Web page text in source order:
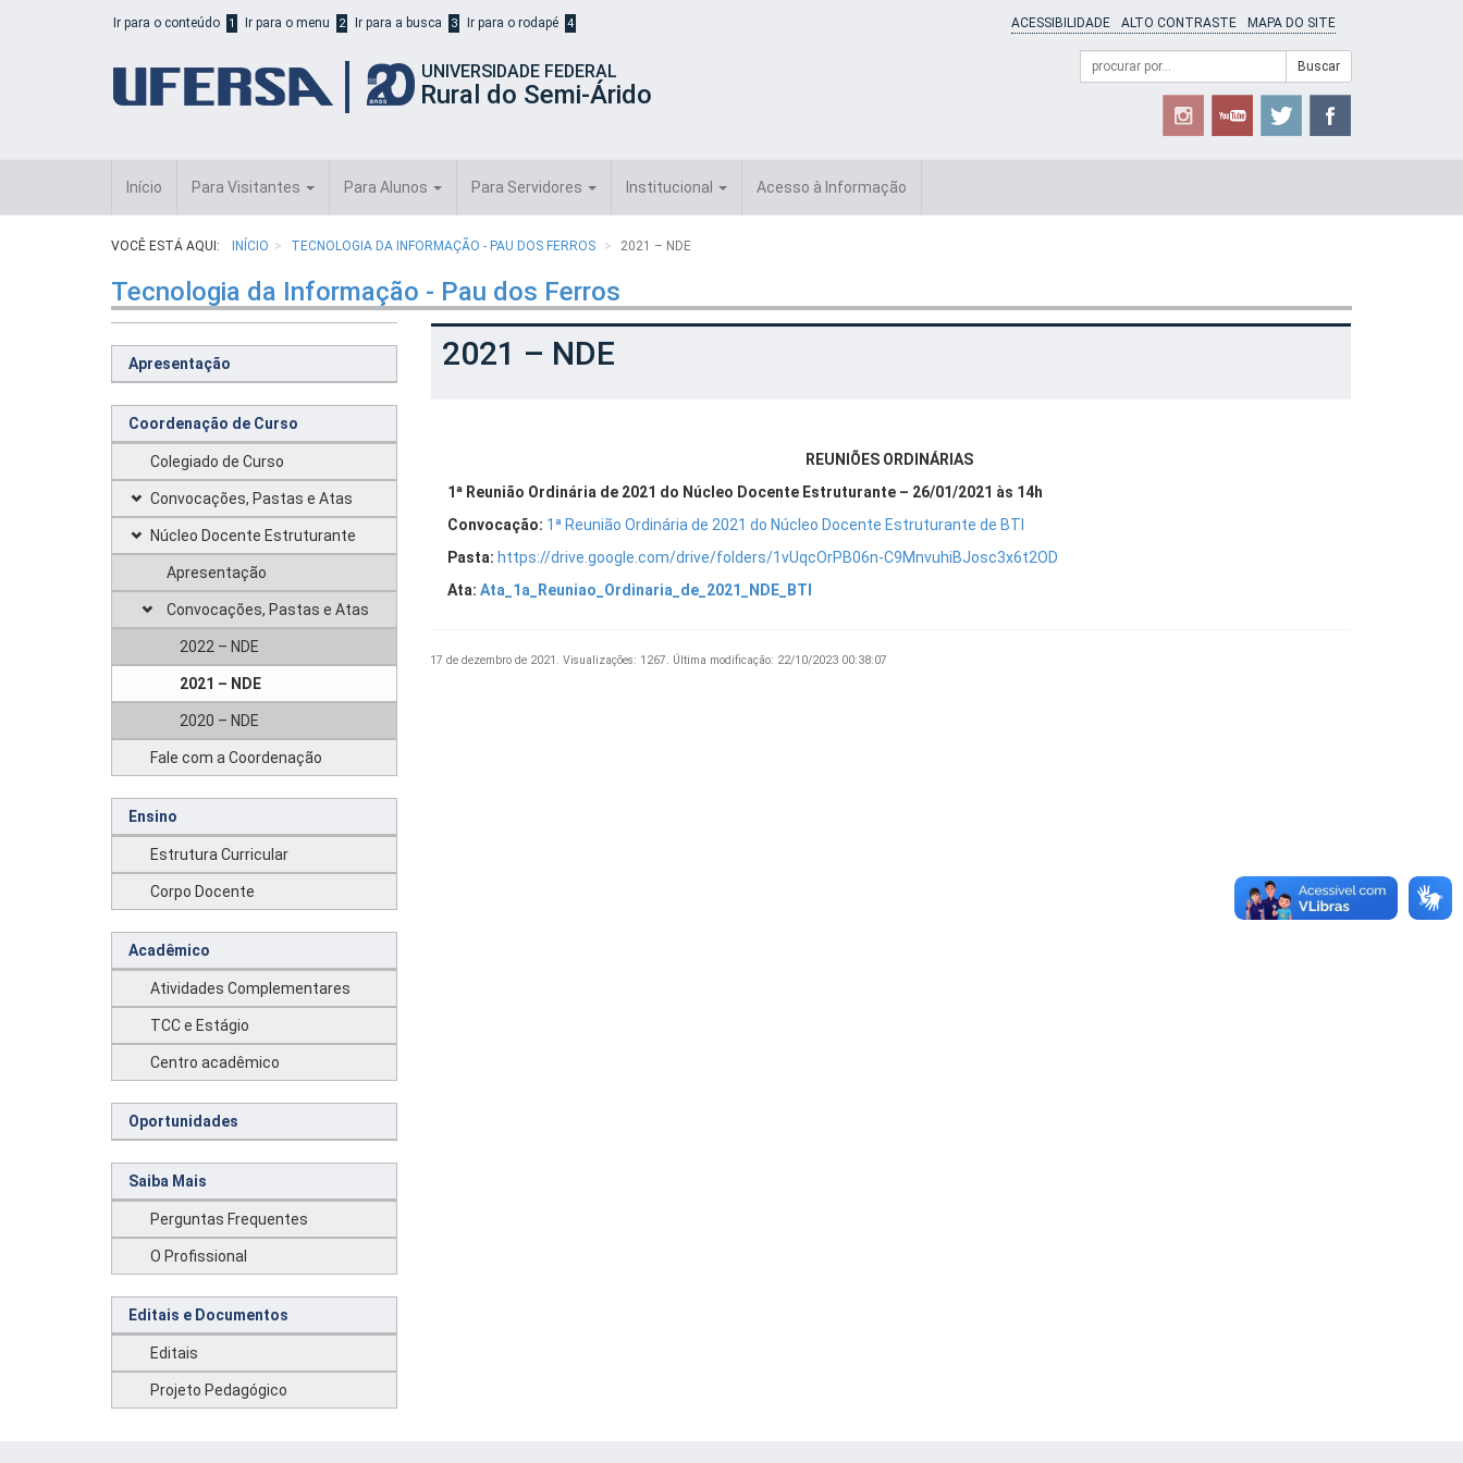
Ir para o conteúdo 1 Ir para o menu 2 Ir para a busca 3 Ir para o rodapé 4 ACESSIBILIDADE ALTO CONTRASTE MAPA DO SITE
UNIVERSIDADE FEDERAL
Rural do Semi-Árido
Formulário
Campo
de
Buscar
Início Para Visitantes Para Alunos Para Servidores Institucional Acesso à Informação
VOCÊ ESTÁ AQUI: INÍCIO TECNOLOGIA DA INFORMAÇÃO - PAU DOS FERROS 2021 – NDE
Tecnologia da Informação - Pau dos Ferros
Apresentação
Coordenação de Curso
Colegiado de Curso
Convocações, Pastas e Atas
Núcleo Docente Estruturante
Apresentação
Convocações, Pastas e Atas
2022 – NDE
2021 – NDE
2020 – NDE
Fale com a Coordenação
Ensino
Estrutura Curricular
Corpo Docente
Acadêmico
Atividades Complementares
TCC e Estágio
Centro acadêmico
Oportunidades
Saiba Mais
Perguntas Frequentes
O Profissional
Editais e Documentos
Editais
Projeto Pedagógico
2021 – NDE
REUNIÕES ORDINÁRIAS
1ª Reunião Ordinária de 2021 do Núcleo Docente Estruturante – 26/01/2021 às 14h
Convocação: 1ª Reunião Ordinária de 2021 do Núcleo Docente Estruturante de BTI
Pasta: https://drive.google.com/drive/folders/1vUqcOrPB06n-C9MnvuhiBJosc3x6t2OD
Ata: Ata_1a_Reuniao_Ordinaria_de_2021_NDE_BTI
17 de dezembro de 2021. Visualizações: 1267. Última modificação: 22/10/2023 00:38:07